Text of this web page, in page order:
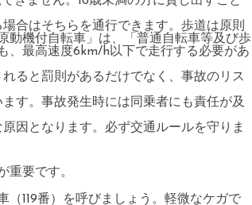
合はそちらを通行できます。歩道は原則
動機付自転車」は、「普通自転車等及び歩
、最高速度6km/h以下で走行する必要があ
ると罰則があるだけでなく、事故のリス
す。事故発生時には同乗者にも責任が及
因となります。必ず交通ルールを守りま
重要です。
119番）を呼びましょう。軽微なケガで